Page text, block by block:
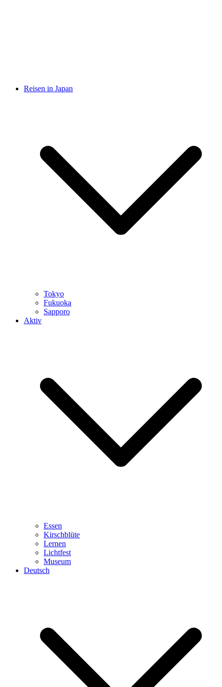
Reisen in Japan
Tokyo
Fukuoka
Sapporo
Aktiv
Essen
Kirschblüte
Lernen
Lichtfest
Museum
Deutsch